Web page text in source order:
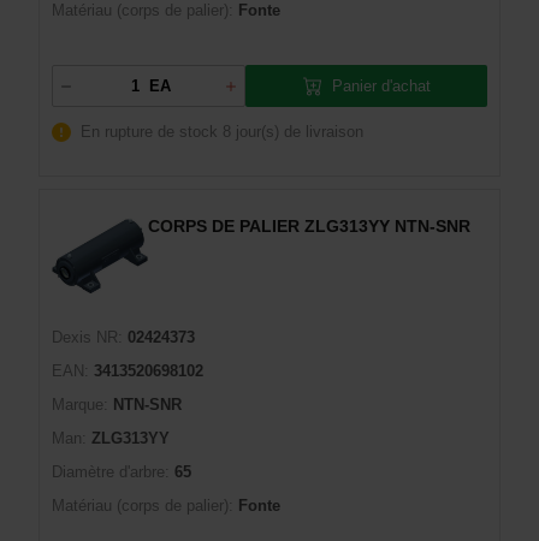
Matériau (corps de palier):
Fonte
EA Panier d'achat
En rupture de stock 8 jour(s) de livraison
CORPS DE PALIER ZLG313YY NTN-SNR
Dexis NR:
02424373
EAN:
3413520698102
Marque:
NTN-SNR
Man: ZLG313YY
Diamètre d'arbre:
65
Matériau (corps de palier):
Fonte